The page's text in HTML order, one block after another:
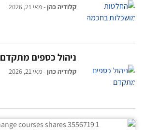
קלודיה כהן מאי 21, 2026
ניהול כספים מתקדם
קלודיה כהן מאי 21, 2026